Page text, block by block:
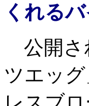
くれる
公開さ
ツエッ